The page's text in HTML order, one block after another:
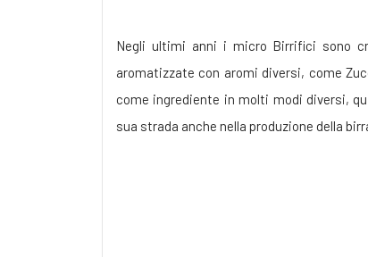
Negli ultimi anni i micro Birrifici sono
aromatizzate con aromi diversi, come
come ingrediente in molti modi diversi,
sua strada anche nella produzione della